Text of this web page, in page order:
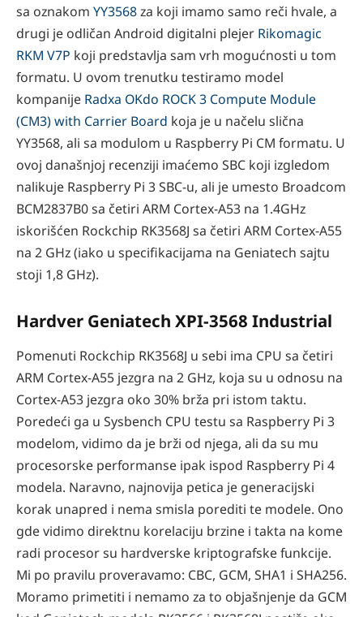
sa oznakom YY3568za koji imamo samo reči hvale, a
drugi je odličan Android digitalni plejer Rikomagic
RKM V7P koji predstavlja sam vrh mogućnosti u tom
formatu. U ovom trenutku testiramo model
kompanije Radxa OKdo ROCK 3 Compute Module
(CM3) with Carrier Board koja je u načelu slična
YY3568, ali sa modulom u Raspberry Pi CM formatu. U
ovoj današnjoj recenziji imaćemo SBC koji izgledom
nalikuje Raspberry Pi 3 SBC-u, ali je umesto Broadcom
BCM2837B0 sa četiri ARM Cortex-A53 na 1.4GHz
iskorišćen Rockchip RK3568J sa četiri ARM Cortex-A55
na 2 GHz (iako u specifikacijama na Geniatech sajtu
stoji 1,8 GHz).
Hardver Geniatech XPI-3568 Industrial
Pomenuti Rockchip RK3568J u sebi ima CPU sa četiri
ARM Cortex-A55 jezgra na 2 GHz, koja su u odnosu na
Cortex-A53 jezgra oko 30% brža pri istom taktu.
Poredeći ga u Sysbench CPU testu sa Raspberry Pi 3
modelom, vidimo da je brži od njega, ali da su mu
procesorske performanse ipak ispod Raspberry Pi 4
modela. Naravno, najnovija petica je generacijski
korak unapred i nema smisla porediti te modele. Ono
gde vidimo direktnu korelaciju brzine i takta na kome
radi procesor su hardverske kriptografske funkcije.
Mi po pravilu proveravamo: CBC, GCM, SHA1 i SHA256.
Moramo primetiti i nemamo za to objašnjenje da GCM